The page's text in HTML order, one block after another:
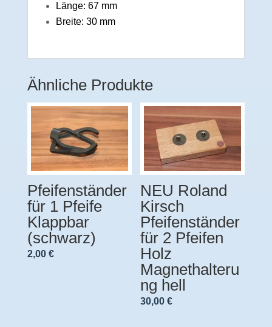
Länge: 67 mm
Breite: 30 mm
Ähnliche Produkte
Pfeifenständer
für 1 Pfeife
Klappbar
(schwarz)
2,00 €
NEU Roland
Kirsch
Pfeifenständer
für 2 Pfeifen
Holz
Magnethalteru
ng hell
30,00€